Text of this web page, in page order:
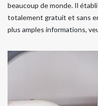
beaucoup de monde. Il
totalement gratuit et sans
plus amples informations,